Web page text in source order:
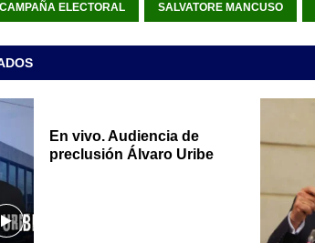
CAMPAÑA ELECTORAL SALVATORE MANCUSO
En vivo. Audiencia de
preclusión Álvaro Uribe